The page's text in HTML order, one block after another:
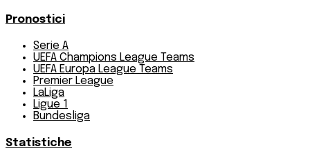
Pronostici
Serie A
UEFA Champions League Teams
UEFA Europa League Teams
Premier League
LaLiga
Ligue 1
Bundesliga
Statistiche